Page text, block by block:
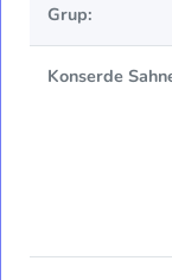
Grup:
Konserde